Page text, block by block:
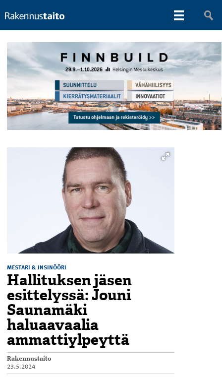
MESTARI & INSINÖÖRI
Hallituksen jäsen
esittelyssä: Jouni
Saunamäki
haluaavaalia
ammattiylpeyttä
Rakennustaito
23.5.2024